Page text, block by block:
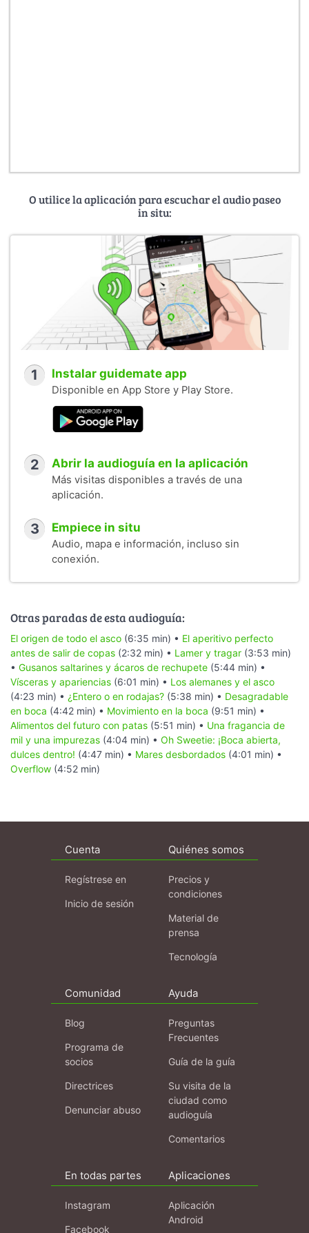
O utilice la aplicación para escuchar el audio paseo
in situ:
1 Instalar guidemate app
Disponible en App Store y Play Store.
2 Abrir la audioguía en la aplicación
Más visitas disponibles a través de una
aplicación.
3 Empiece in situ
Audio, mapa e información, incluso sin
conexión.
Otras paradas de esta audioguía:
El origen de todo el asco (6:35 min) • El aperitivo perfecto
antes de salir de copas (2:32 min) • Lamer y tragar (3:53 min)
• Gusanos saltarines y ácaros de rechupete (5:44 min) •
Vísceras y apariencias (6:01 min) • Los alemanes y el asco
(4:23 min) • ¿Entero o en rodajas? (5:38 min) • Desagradable
en boca (4:42 min) • Movimiento en la boca (9:51 min) •
Alimentos del futuro con patas (5:51 min) • Una fragancia de
mil y una impurezas (4:04 min) • Oh Sweetie: ¡Boca abierta,
dulces dentro! (4:47 min) • Mares desbordados (4:01 min) •
Overflow (4:52 min)
Cuenta
Regístrese en
Inicio de sesión
Quiénes somos
Precios y
condiciones
Material de
prensa
Tecnología
Comunidad
Blog
Programa de
socios
Directrices
Denunciar abuso
Ayuda
Preguntas
Frecuentes
Guía de la guía
Su visita de la
ciudad como
audioguía
Comentarios
En todas partes
Instagram
Facebook
Aplicaciones
Aplicación
Android